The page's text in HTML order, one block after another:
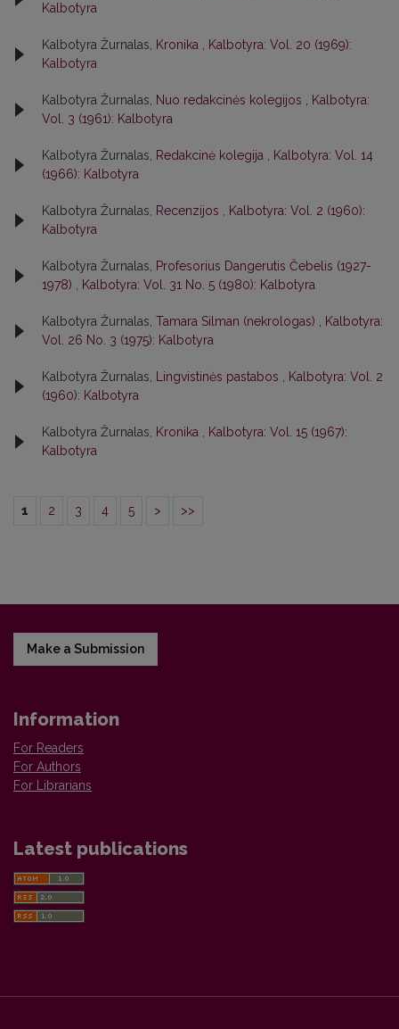
Kalbotyra
Kalbotyra Žurnalas, Kronika
Kalbotyra: Vol. 20 (1969):
Kalbotyra
Kalbotyra Žurnalas, Nuo redakcinės kolegijos
Kalbotyra:
Vol. 3 (1961): Kalbotyra
Kalbotyra Žurnalas, Redakcinė kolegija
Kalbotyra: Vol. 14
(1966): Kalbotyra
Kalbotyra Žurnalas, Recenzijos
Kalbotyra: Vol. 2 (1960):
Kalbotyra
Kalbotyra Žurnalas,
Profesorius Dangerutis Čebelis (1927-
1978)
Kalbotyra: Vol. 31 No. 5 (1980): Kalbotyra
Kalbotyra Žurnalas, Tamara Silman (nekrologas)
Kalbotyra:
Vol. 26 No. 3 (1975): Kalbotyra
Kalbotyra Žurnalas, Lingvistinės pastabos
Kalbotyra: Vol. 2
(1960): Kalbotyra
Kalbotyra Žurnalas, Kronika
Kalbotyra: Vol. 15 (1967):
Kalbotyra
1 2 3 4 5 > >>
Make a Submission
Information
For Readers
For Authors
For Librarians
Latest publications